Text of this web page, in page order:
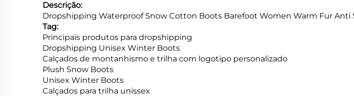
Descrição:
Dropshipping Waterproof Snow Cotton Boots Barefoot Women Warm Fur Anti
Tag:
Principais produtos para dropshipping
Dropshipping Unisex Winter Boots
Calçados de montanhismo e trilha com logotipo personalizado
Plush Snow Boots
Unisex Winter Boots
Calçados para trilha unissex